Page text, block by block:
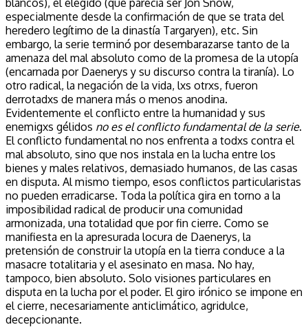
especialmente desde la confirmación de que se trata del
heredero legítimo de la dinastía Targaryen), etc. Sin
embargo, la serie terminó por desembarazarse tanto de la
amenaza del mal absoluto como de la promesa de la utopía
(encarnada por Daenerys y su discurso contra la tiranía). Lo
otro radical, la negación de la vida, lxs otrxs, fueron
derrotadxs de manera más o menos anodina.
Evidentemente el conflicto entre la humanidad y sus
enemigxs gélidos no es el conflicto fundamental de la serie.
El conflicto fundamental no nos enfrenta a todxs contra el
mal absoluto, sino que nos instala en la lucha entre los
bienes y males relativos, demasiado humanos, de las casas
en disputa. Al mismo tiempo, esos conflictos particularistas
no pueden erradicarse. Toda la política gira en torno a la
imposibilidad radical de producir una comunidad
armonizada, una totalidad que por fin cierre. Como se
manifiesta en la apresurada locura de Daenerys, la
pretensión de construir la utopía en la tierra conduce a la
masacre totalitaria y el asesinato en masa. No hay,
tampoco, bien absoluto. Solo visiones particulares en
disputa en la lucha por el poder. El giro irónico se impone en
el cierre, necesariamente anticlimático, agridulce,
decepcionante.